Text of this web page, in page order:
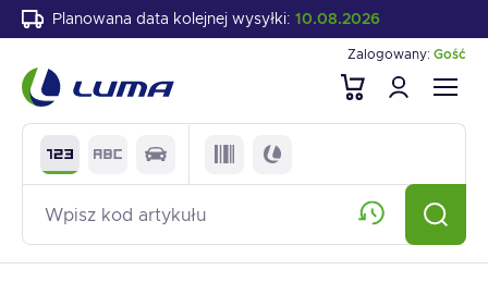
Planowana data kolejnej wysyłki: 10.08.2026
Zalogowany: Gość